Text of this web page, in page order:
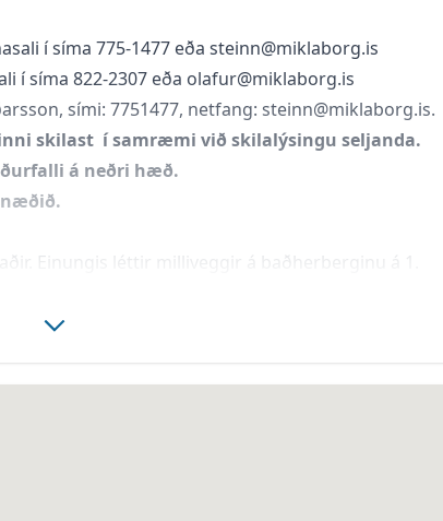
í síma 775-1477 eða steinn@miklaborg.is
í síma 822-2307 eða olafur@miklaborg.is
sími: 7751477, netfang: steinn@miklaborg.is.
skilast  í samræmi við skilalýsingu seljanda.
á neðri hæð.
Einungis léttir milliveggir á baðherberginu á 1
Á 2. hæð eru stálbitar og sperrur, búið er að
frá lofti á 2. hæð. Eldvarnar hurð frá Glófaxa á